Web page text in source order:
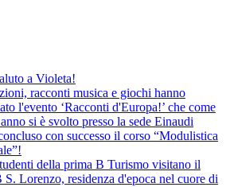
a Violeta!
racconti musica e giochi hanno
l'evento ‘Racconti d'Europa!’ che come
si è svolto presso la sede Einaudi
con successo il corso “Modulistica
della prima B Turismo visitano il
Lorenzo, residenza d'epoca nel cuore di